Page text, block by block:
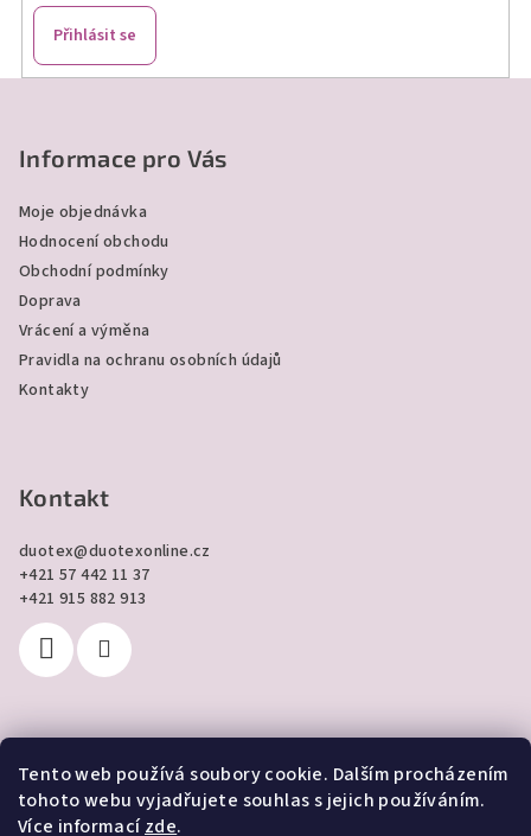
Tento web používá soubory cookie. Dalším procházením
tohoto webu vyjadřujete souhlas s jejich používáním.
Více informacízde.
Přihlásit se
Informace pro Vás
Moje objednávka
Hodnocení obchodu
Obchodní podmínky
Doprava
Vrácení a výměna
Pravidla na ochranu osobních údajů
Kontakty
Kontakt
duotex@duotexonline.cz
+421 57 442 11 37
+421 915 882 913
Přijímáme online platby